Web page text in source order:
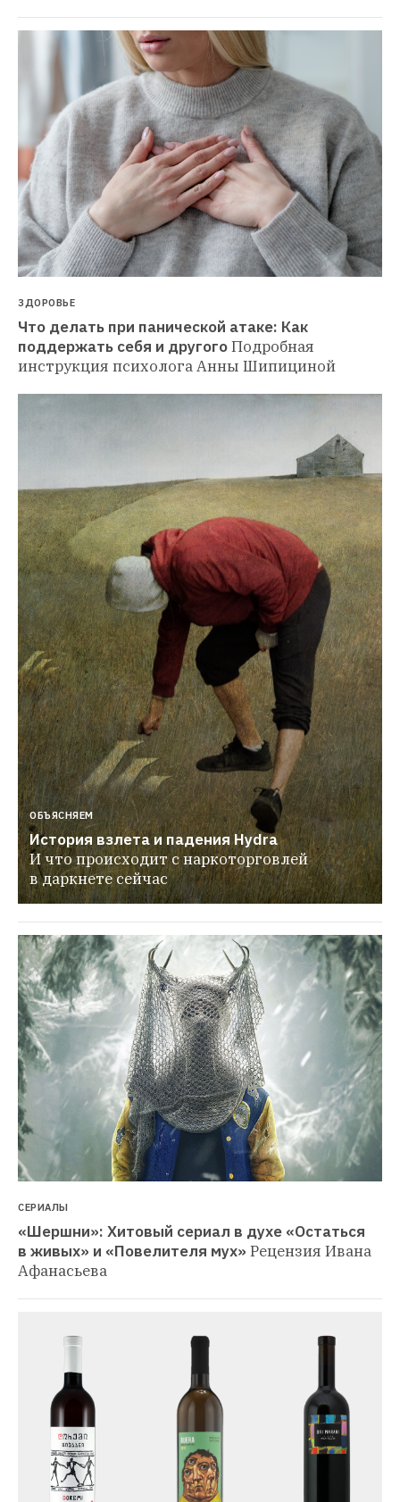
ЗДОРОВЬЕ
Что делать при панической атаке: Как
поддержать себя и другогоПодробная
инструкция психолога Анны Шипициной
ОБЪЯСНЯЕМ
История взлета и падения Hydra
И что происходит с наркоторговлей
в даркнете сейчас
СЕРИАЛЫ
«Шершни»: Хитовый сериал в духе «Остаться
в живых» и «Повелителя мух» Рецензия Ивана
Афанасьева